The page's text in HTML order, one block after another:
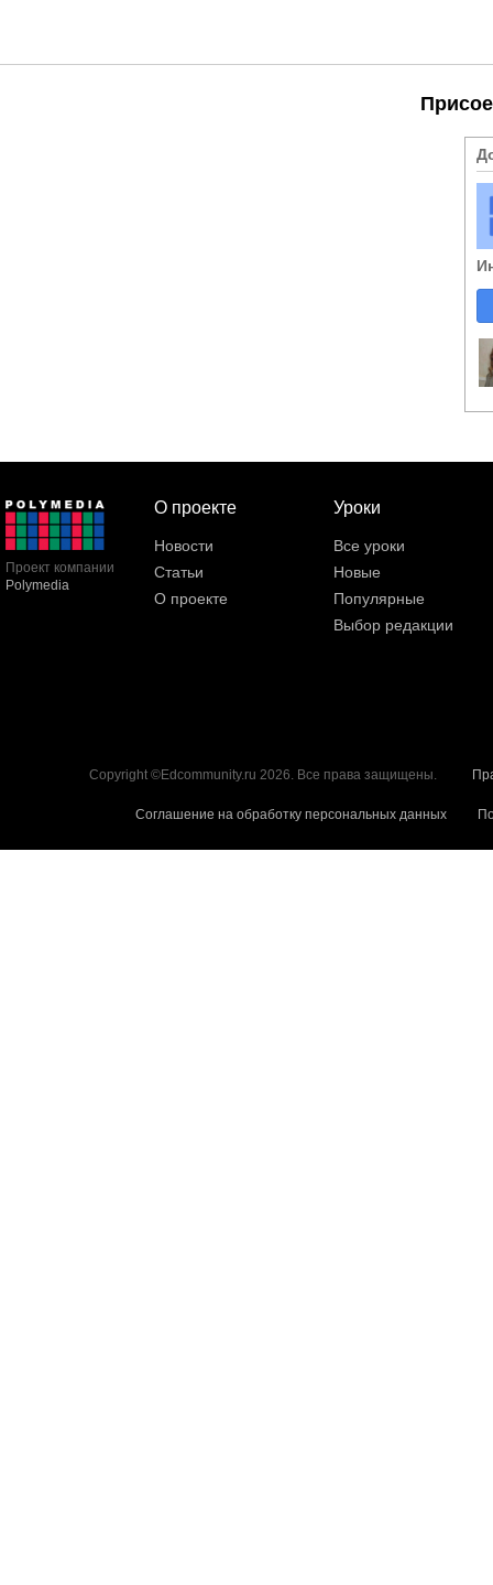
Проект компании
Polymedia
О проекте
Новости
Статьи
О проекте
Уроки
Все уроки
Новые
Популярные
Выбор редакции
Copyright ©Edcommunity.ru 2026. Все права защищены.
Соглашение на обработку персональных данных